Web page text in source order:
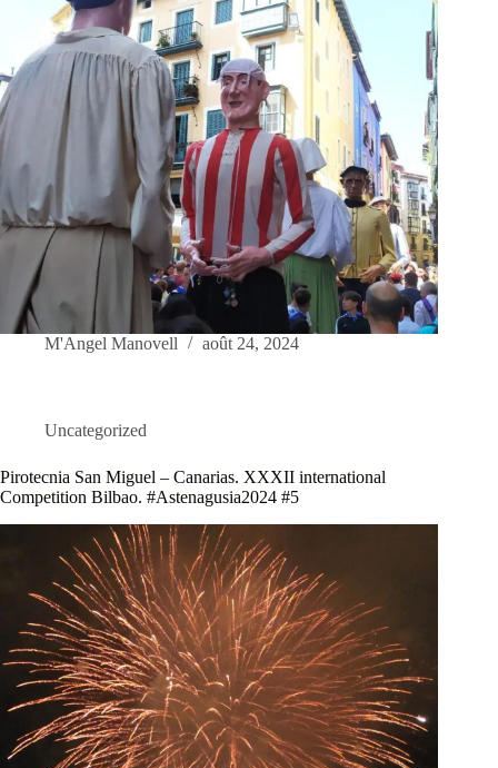
M'Angel Manovell août 24, 2024
Uncategorized
Pirotecnia San Miguel – Canarias. XXXII international
Competition Bilbao. #Astenagusia2024 #5